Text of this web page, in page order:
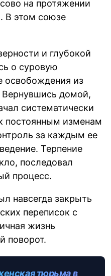
на протяжении
В этом союзе
и глубокой
о суровую
освобождения из
домой,
систематически
постоянным изменам
за каждым ее
Терпение
последовал
процесс.
навсегда закрыть
переписок с
жизнь
поворот.
тюрьма в